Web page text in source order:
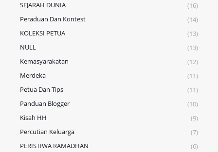
SEJARAH DUNIA
(16)
Peraduan Dan Kontest
(14)
KOLEKSI PETUA
(13)
NULL
(13)
Kemasyarakatan
(12)
Merdeka
(11)
Petua Dan Tips
(11)
Panduan Blogger
(10)
Kisah HH
(9)
Percutian Keluarga
(7)
PERISTIWA RAMADHAN
(6)